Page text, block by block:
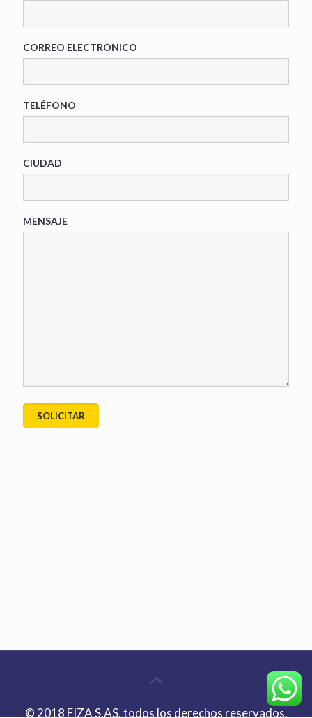
CORREO ELECTRÓNICO
TELÉFONO
CIUDAD
MENSAJE
© 2018 FIZA S.AS. todos los derechos reservados.